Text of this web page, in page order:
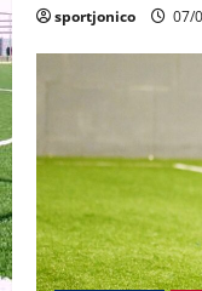
sportjonico 07/